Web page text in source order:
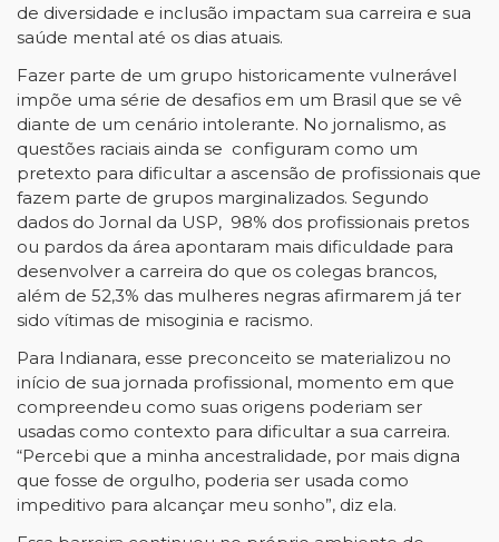
de diversidade e inclusão impactam sua carreira e sua
saúde mental até os dias atuais.
Fazer parte de um grupo historicamente vulnerável
impõe uma série de desafios em um Brasil que se vê
diante de um cenário intolerante. No jornalismo, as
questões raciais ainda se configuram como um
pretexto para dificultar a ascensão de profissionais que
fazem parte de grupos marginalizados. Segundo
dados do Jornal da USP, 98% dos profissionais pretos
ou pardos da área apontaram mais dificuldade para
desenvolver a carreira do que os colegas brancos,
além de 52,3% das mulheres negras afirmarem já ter
sido vítimas de misoginia e racismo.
Para Indianara, esse preconceito se materializou no
início de sua jornada profissional, momento em que
compreendeu como suas origens poderiam ser
usadas como contexto para dificultar a sua carreira.
“Percebi que a minha ancestralidade, por mais digna
que fosse de orgulho, poderia ser usada como
impeditivo para alcançar meu sonho”, diz ela.